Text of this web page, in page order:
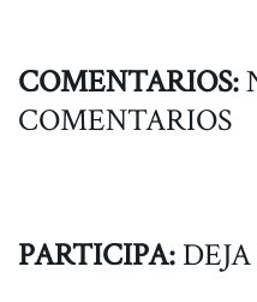
COMENTARIOS:
COMENTARIOS
PARTICIPA: